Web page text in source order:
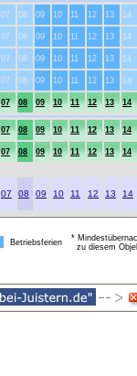
07 08 09 10 11 12 13
14
07 08 09 10 11 12 13
14
07 08 09 10 11 12 13
14
07 08 09 10 11 12 13
14
07 08 09 10 11 12 13 14
07 08 09 10 11 12 13
14
07 08 09 10 11 12 13 14
07 08 09 10 11 12 13 14
Betriebsferien
*
zu diesem